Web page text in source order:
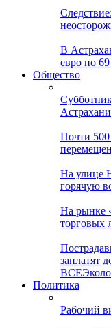
В
евро по
Общество
Астрахани
Почти
На улице
горячую
На рынке
торговых
заплатят
ВСЕ
Политика
Рабочий